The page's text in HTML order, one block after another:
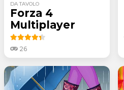
DA TAVOLO
Forza 4
Multiplayer
26